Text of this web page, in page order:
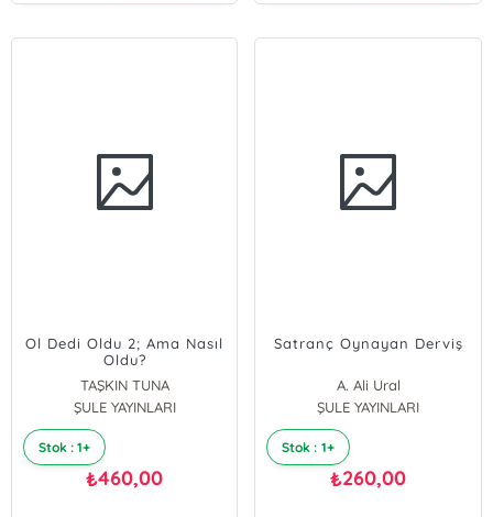
Ol Dedi Oldu 2; Ama Nasıl
Oldu?
TAŞKIN TUNA
ŞULE YAYINLARI
Stok : 1+
₺460,00
Satranç Oynayan Derviş
A. Ali Ural
ŞULE YAYINLARI
Stok : 1+
₺260,00